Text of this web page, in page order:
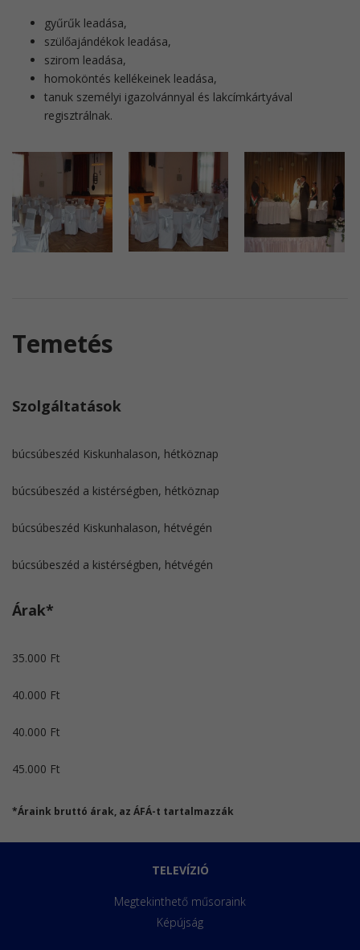
gyűrűk leadása,
szülőajándékok leadása,
szirom leadása,
homoköntés kellékeinek leadása,
tanuk személyi igazolvánnyal és lakcímkártyával
regisztrálnak.
Temetés
Szolgáltatások
búcsúbeszéd Kiskunhalason, hétköznap
búcsúbeszéd a kistérségben, hétköznap
búcsúbeszéd Kiskunhalason, hétvégén
búcsúbeszéd a kistérségben, hétvégén
Árak*
35.000 Ft
40.000 Ft
40.000 Ft
45.000 Ft
*Áraink bruttó árak, az ÁFÁ-t tartalmazzák
TELEVÍZIÓ
Megtekinthető műsoraink
Képújság